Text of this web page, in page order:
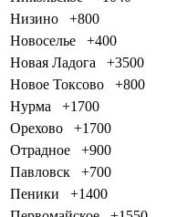
Низино
+800
Новоселье
+400
Новая Ладога
+3500
Новое Токсово
+800
Нурма
+1700
Орехово
+1700
Отрадное
+900
Павловск
+700
Пеники
+1400